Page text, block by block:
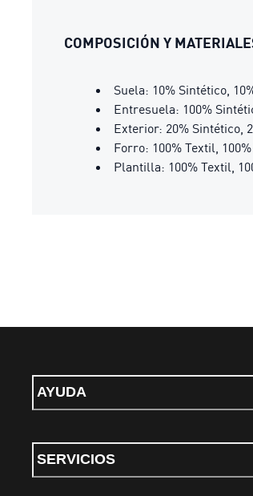
COMPOSICIÓN Y
Suela: 10% Sintético,
Entresuela: 100%
Exterior: 20% Sintético,
Forro: 100% Textil,
Plantilla: 100% Textil,
AYUDA
SERVICIOS